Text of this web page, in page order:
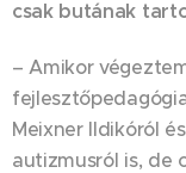
csak butának
– Amikor
Meixner Ildikóról
autizmusról is, de